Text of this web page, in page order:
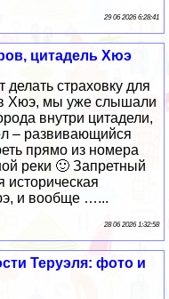
29 06 2026 6:28:41
цитадель Хюэ
страховку для
Хюэ, мы уже слышали
внутри цитадели,
– развивающийся
прямо из номера
реки 🙂 Запретный
историческая
и вообще …...
28 06 2026 1:32:58
Теруэля: фото и